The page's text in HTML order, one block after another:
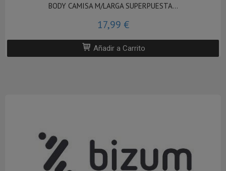
BODY CAMISA M/LARGA SUPERPUESTA...
17,99 €
Añadir a Carrito